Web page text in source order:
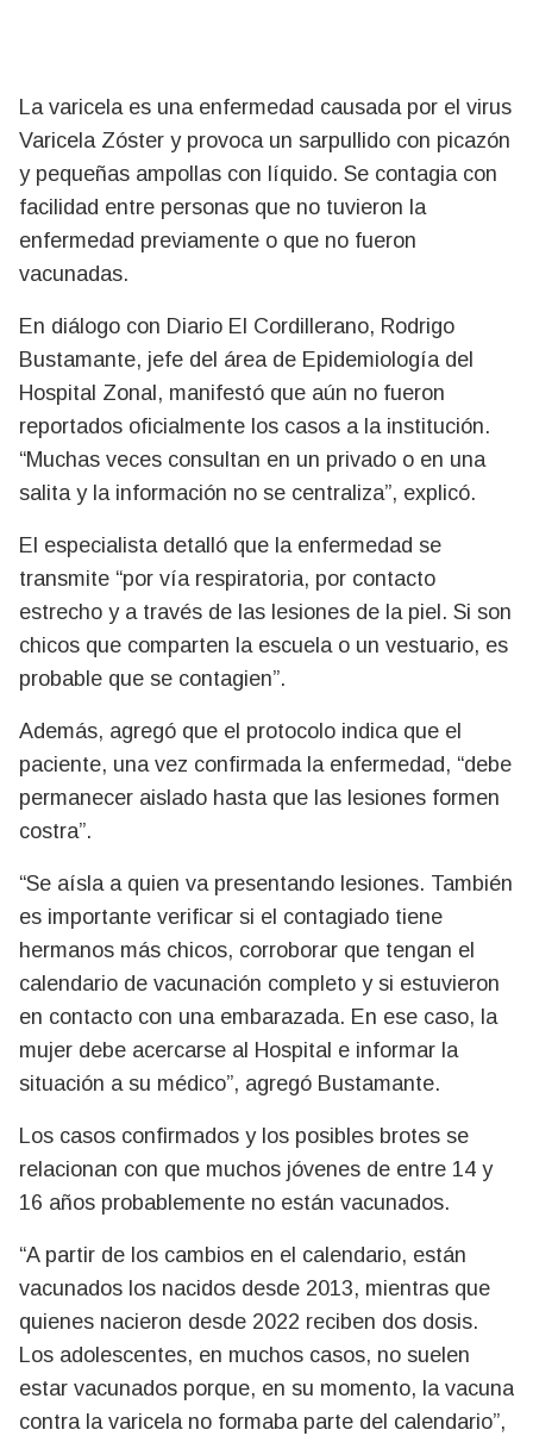
La varicela es una enfermedad causada por el virus
Varicela Zóster y provoca un sarpullido con picazón
y pequeñas ampollas con líquido. Se contagia con
facilidad entre personas que no tuvieron la
enfermedad previamente o que no fueron
vacunadas.
En diálogo con Diario El Cordillerano, Rodrigo
Bustamante, jefe del área de Epidemiología del
Hospital Zonal, manifestó que aún no fueron
reportados oficialmente los casos a la institución.
“Muchas veces consultan en un privado o en una
salita y la información no se centraliza”, explicó.
El especialista detalló que la enfermedad se
transmite “por vía respiratoria, por contacto
estrecho y a través de las lesiones de la piel. Si son
chicos que comparten la escuela o un vestuario, es
probable que se contagien”.
Además, agregó que el protocolo indica que el
paciente, una vez confirmada la enfermedad, “debe
permanecer aislado hasta que las lesiones formen
costra”.
“Se aísla a quien va presentando lesiones. También
es importante verificar si el contagiado tiene
hermanos más chicos, corroborar que tengan el
calendario de vacunación completo y si estuvieron
en contacto con una embarazada. En ese caso, la
mujer debe acercarse al Hospital e informar la
situación a su médico”, agregó Bustamante.
Los casos confirmados y los posibles brotes se
relacionan con que muchos jóvenes de entre 14 y
16 años probablemente no están vacunados.
“A partir de los cambios en el calendario, están
vacunados los nacidos desde 2013, mientras que
quienes nacieron desde 2022 reciben dos dosis.
Los adolescentes, en muchos casos, no suelen
estar vacunados porque, en su momento, la vacuna
contra la varicela no formaba parte del calendario”,